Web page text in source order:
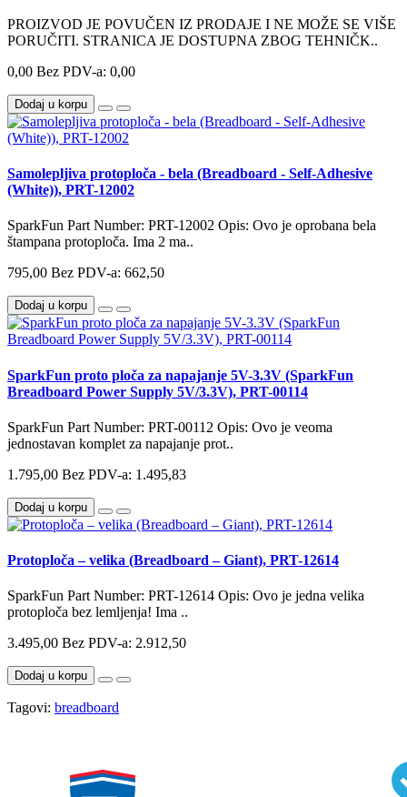
PROIZVOD JE POVUČEN IZ PRODAJE I NE MOŽE SE VIŠE
PORUČITI. STRANICA JE DOSTUPNA ZBOG TEHNIČK..
0,00 Bez PDV-a: 0,00
Dodaj u korpu
Samolepljiva protoploča - bela (Breadboard - Self-Adhesive
(White)), PRT-12002
SparkFun Part Number: PRT-12002 Opis: Ovo je oprobana bela
štampana protoploča. Ima 2 ma..
795,00 Bez PDV-a: 662,50
Dodaj u korpu
SparkFun proto ploča za napajanje 5V-3.3V (SparkFun
Breadboard Power Supply 5V/3.3V), PRT-00114
SparkFun Part Number: PRT-00112 Opis: Ovo je veoma
jednostavan komplet za napajanje prot..
1.795,00 Bez PDV-a: 1.495,83
Dodaj u korpu
Protoploča – velika (Breadboard – Giant), PRT-12614
SparkFun Part Number: PRT-12614 Opis: Ovo je jedna velika
protoploča bez lemljenja! Ima ..
3.495,00 Bez PDV-a: 2.912,50
Dodaj u korpu
Tagovi: breadboard